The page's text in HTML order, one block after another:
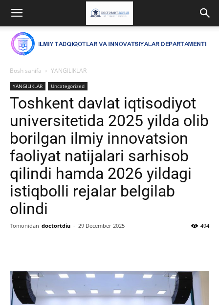
Bosh sahifa YANGILIKLAR
YANGILIKLAR Uncategorized
Toshkent davlat iqtisodiyot
universitetida 2025 yilda olib
borilgan ilmiy innovatsion
faoliyat natijalari sarhisob
qilindi hamda 2026 yildagi
istiqbolli rejalar belgilab
olindi
Tomonidan doctortdiu - 29 December 2025 494